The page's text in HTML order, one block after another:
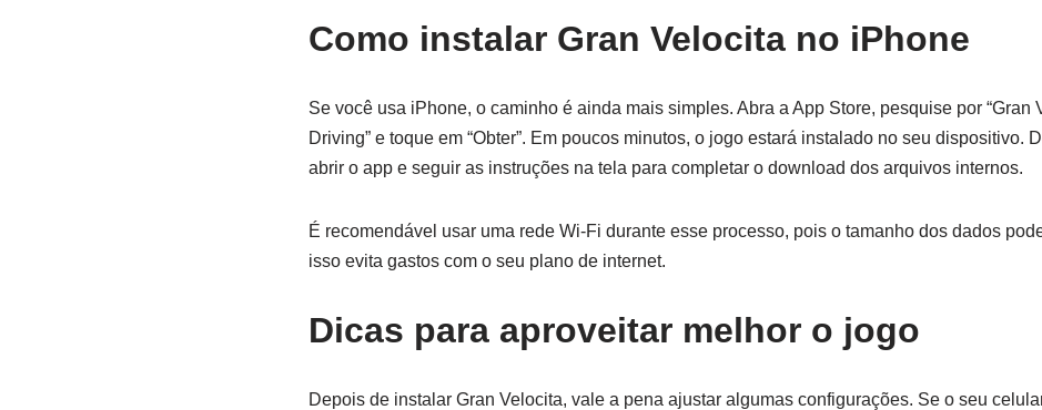
Como instalar Gran Velocita no iPhone
Se você usa iPhone, o caminho é ainda mais simples. Abra a App Store, pesquise por “Gran
Driving” e toque em “Obter”. Em poucos minutos, o jogo estará instalado no seu dispositivo.
abrir o app e seguir as instruções na tela para completar o download dos arquivos internos.
É recomendável usar uma rede Wi-Fi durante esse processo, pois o tamanho dos dados
isso evita gastos com o seu plano de internet.
Dicas para aproveitar melhor o jogo
Depois de instalar Gran Velocita, vale a pena ajustar algumas configurações. Se o seu